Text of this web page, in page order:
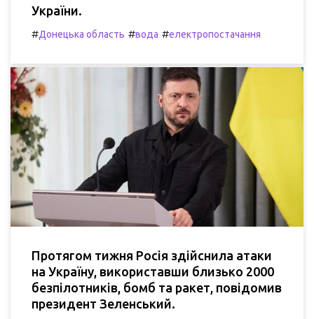
України.
#Донецька область #вода #електропостачання
Протягом тижня Росія здійснила атаки
на Україну, використавши близько 2000
безпілотників, бомб та ракет, повідомив
президент Зеленський.